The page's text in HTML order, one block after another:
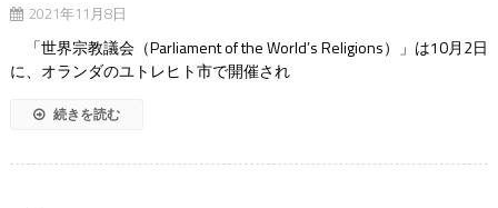
2021年11月8日
「世界宗教議会（Parliament of the World’s Religions）」は10月2日
に、オランダのユトレヒト市で開催され
続きを読む